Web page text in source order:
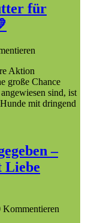
für
Aktion
große Chance
sind, ist
mit dringend
–
Liebe
Kommentieren